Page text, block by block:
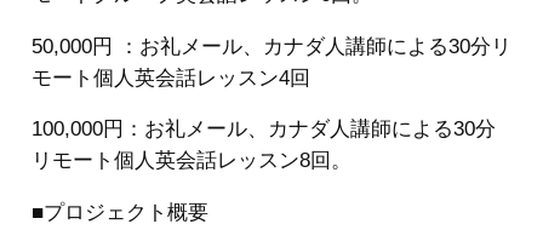
50,000円 ：お礼メール、カナダ人講師による30分リ
モート個人英会話レッスン4回
100,000円：お礼メール、カナダ人講師による30分
リモート個人英会話レッスン8回。
■プロジェクト概要